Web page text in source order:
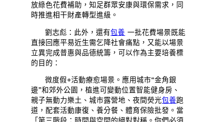
放綠色花費補助，知足群眾安康與環保需求，同
時推進相干財產轉型進級。
劉志彪：此外，還有包養 一批花費場景既能
直接回應平易近生需乞降社會痛點，又能以場景
立異完成普惠與品德統籌，可以作為主要培養標
的目的：
微度假+活動療愈場景。應用城市“金角銀
邊”和郊外公園，植進可變動位置智能健身房、
親子無動力樂土、城市露營地、夜間熒光包養跑
道，配套活動康復、養分餐、體育保險批發。當